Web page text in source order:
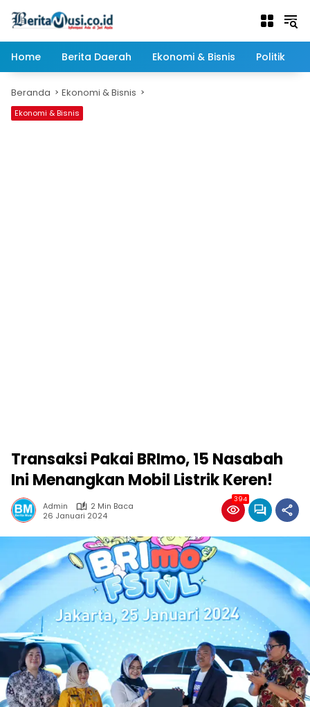
Home
Berita Daerah Ekonomi & Bisnis Politik
Beranda Ekonomi & Bisnis
Ekonomi & Bisnis
Transaksi Pakai BRImo, 15 Nasabah
Ini Menangkan Mobil Listrik Keren!
Admin
2 Min Baca
26 Januari 2024
394